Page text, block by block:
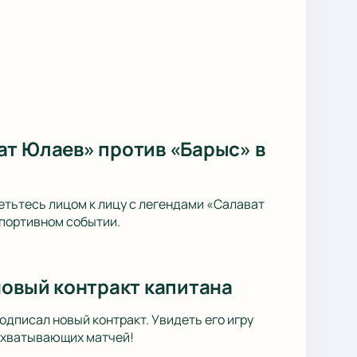
Юлаев» против «Барыс» в
лицом к лицу с легендами «Салават
событии.
контракт капитана
новый контракт. Увидеть его игру
матчей!